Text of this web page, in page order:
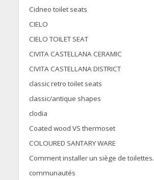
Cidneo toilet seats
CIELO
CIELO TOILET SEAT
CIVITA CASTELLANA CERAMIC
CIVITA CASTELLANA DISTRICT
classic retro toilet seats
classic/antique shapes
clodia
Coated wood VS thermoset
COLOURED SANTARY WARE
Comment installer un siège de toilettes.
communautés